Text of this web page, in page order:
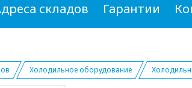
складов Гарантии
Холодильное оборудование